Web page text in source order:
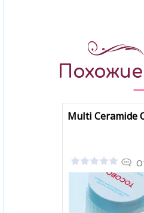
Multi Ceramide